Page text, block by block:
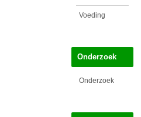
Voeding
Onderzoek
Onderzoek